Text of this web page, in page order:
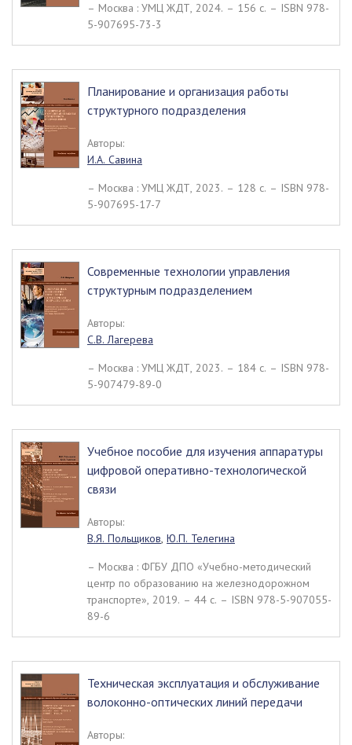
– Москва : УМЦ ЖДТ, 2024. – 156 c. – ISBN 978-
5-907695-73-3
Планирование и организация работы
структурного подразделения
Авторы:
И.А. Савина
– Москва : УМЦ ЖДТ, 2023. – 128 c. – ISBN 978-
5-907695-17-7
Современные технологии управления
структурным подразделением
Авторы:
С.В. Лагерева
– Москва : УМЦ ЖДТ, 2023. – 184 c. – ISBN 978-
5-907479-89-0
Учебное пособие для изучения аппаратуры
цифровой оперативно-технологической
связи
Авторы:
В.Я. Польщиков, Ю.П. Телегина
– Москва : ФГБУ ДПО «Учебно-методический
центр по образованию на железнодорожном
транспорте», 2019. – 44 c. – ISBN 978-5-907055-
89-6
Техническая эксплуатация и обслуживание
волоконно-оптических линий передачи
Авторы: